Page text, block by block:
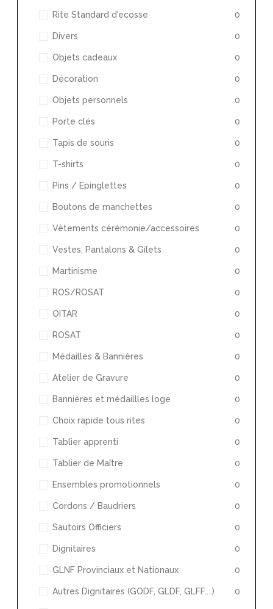
Rite Standard d'ecosse 0
Divers 0
Objets cadeaux 0
Décoration 0
Objets personnels 0
Porte clés 0
Tapis de souris 0
T-shirts 0
Pins / Epinglettes 0
Boutons de manchettes 0
Vêtements cérémonie/accessoires 0
Vestes, Pantalons & Gilets 0
Martinisme 0
ROS/ROSAT 0
OITAR 0
ROSAT 0
Médailles & Bannières 0
Atelier de Gravure 0
Bannières et médaillles loge 0
Choix rapide tous rites 0
Tablier apprenti 0
Tablier de Maître 0
Ensembles promotionnels 0
Cordons / Baudriers 0
Sautoirs Officiers 0
Dignitaires 0
GLNF Provinciaux et Nationaux 0
Autres Dignitaires (GODF, GLDF, GLFF....) 0